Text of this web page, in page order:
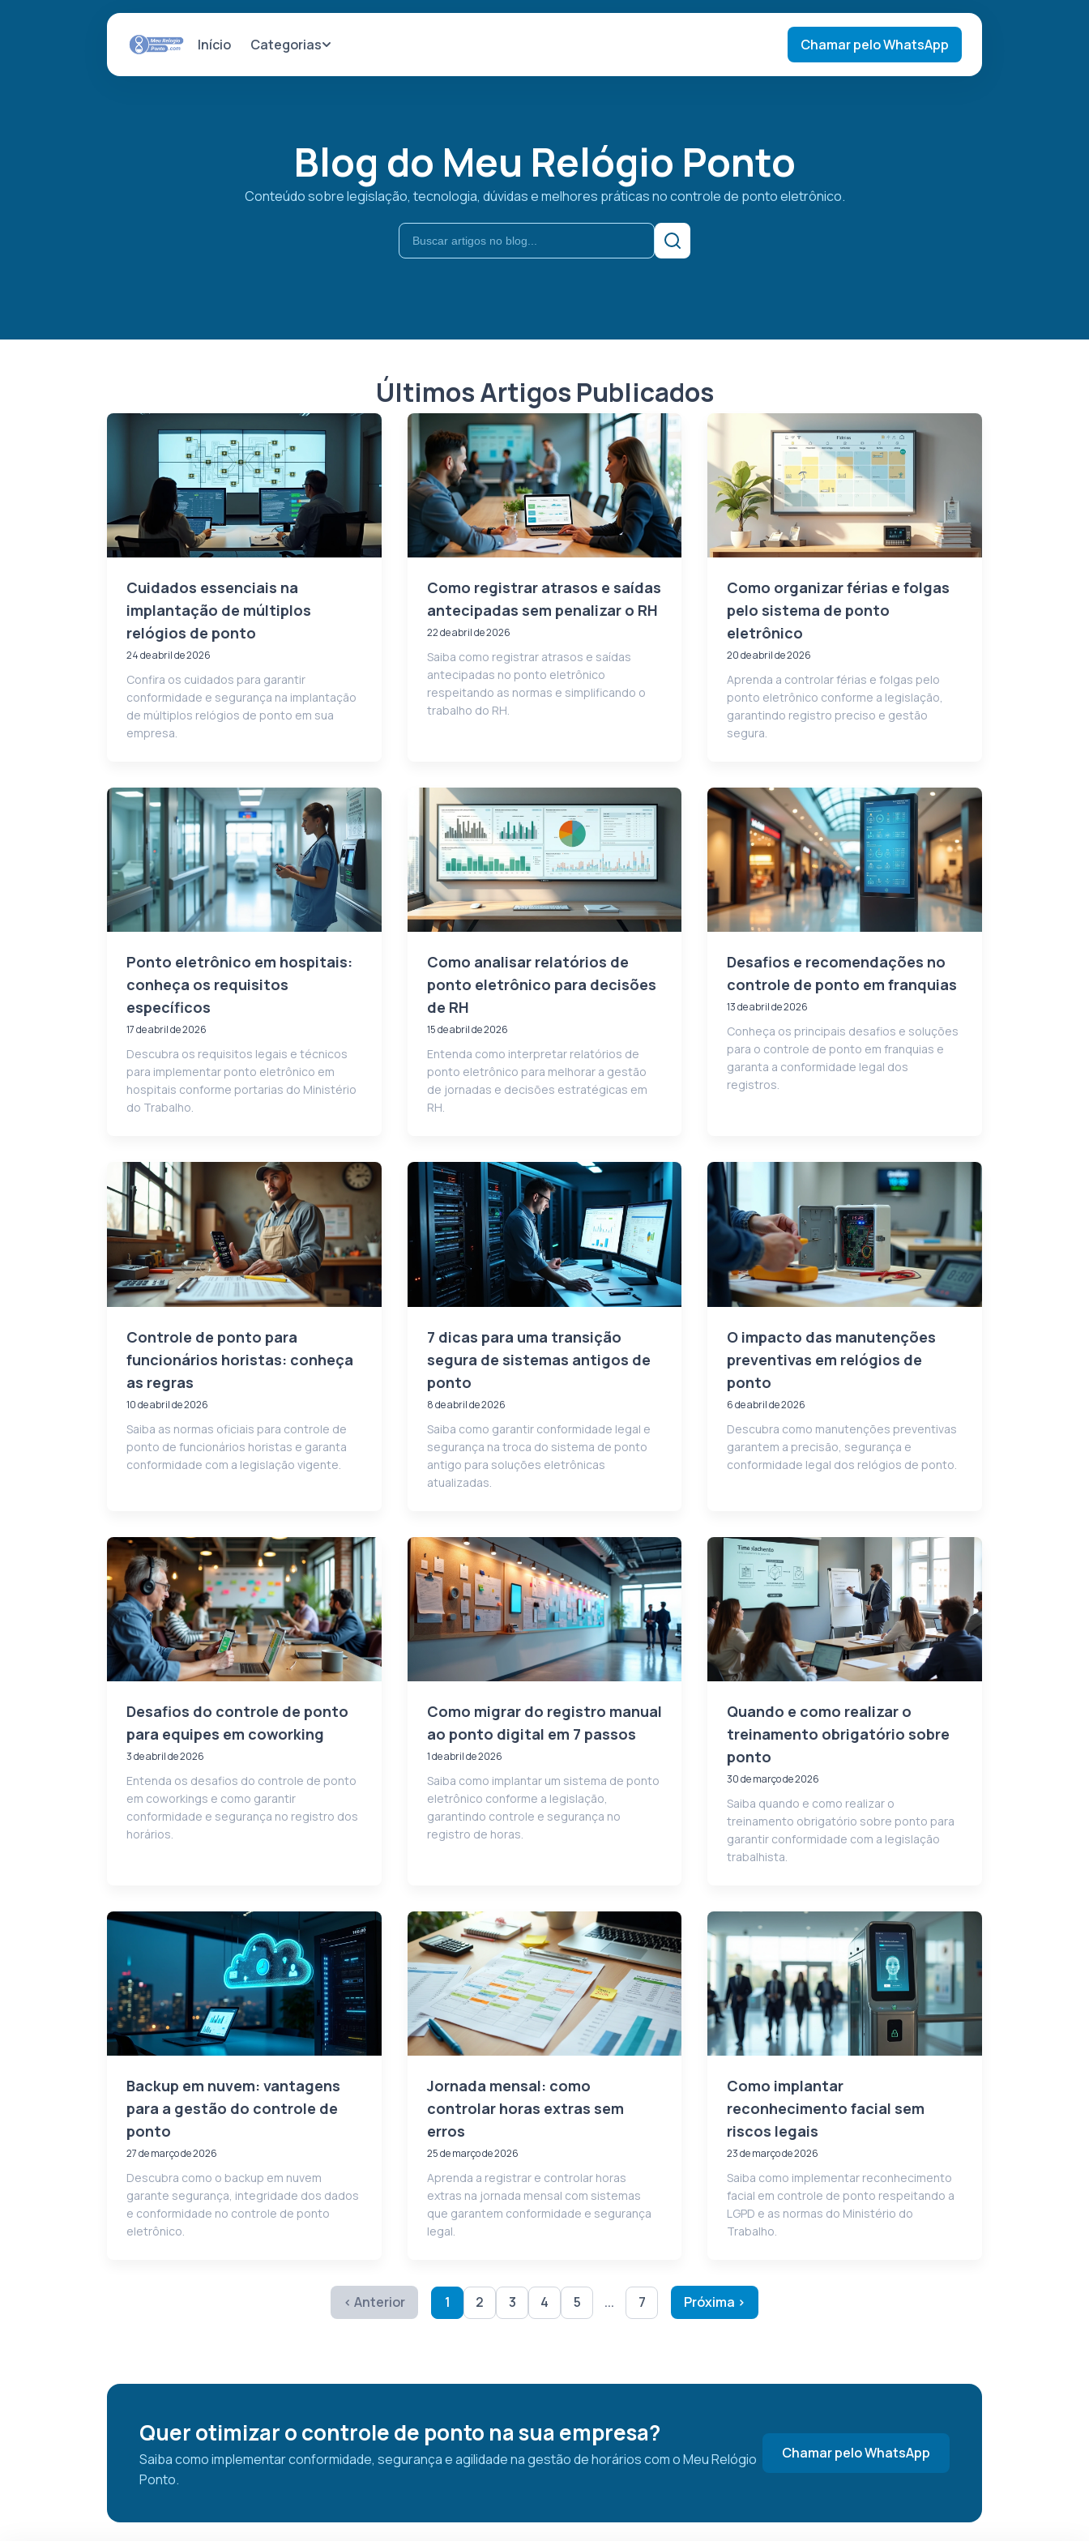
Início Categorias Chamar pelo WhatsApp
Blog do Meu Relógio Ponto
Conteúdo sobre legislação, tecnologia, dúvidas e melhores práticas no controle de ponto eletrônico.
Últimos Artigos Publicados
Cuidados essenciais na
implantação de múltiplos
relógios de ponto
24 de abril de 2026
Confira os cuidados para garantir
conformidade e segurança na implantação
de múltiplos relógios de ponto em sua
empresa.
Como registrar atrasos e saídas
antecipadas sem penalizar o RH
22 de abril de 2026
Saiba como registrar atrasos e saídas
antecipadas no ponto eletrônico
respeitando as normas e simplificando o
trabalho do RH.
Como organizar férias e folgas
pelo sistema de ponto
eletrônico
20 de abril de 2026
Aprenda a controlar férias e folgas pelo
ponto eletrônico conforme a legislação,
garantindo registro preciso e gestão
segura.
Ponto eletrônico em hospitais:
conheça os requisitos
específicos
17 de abril de 2026
Descubra os requisitos legais e técnicos
para implementar ponto eletrônico em
hospitais conforme portarias do Ministério
do Trabalho.
Como analisar relatórios de
ponto eletrônico para decisões
de RH
15 de abril de 2026
Entenda como interpretar relatórios de
ponto eletrônico para melhorar a gestão
de jornadas e decisões estratégicas em
RH.
Desafios e recomendações no
controle de ponto em franquias
13 de abril de 2026
Conheça os principais desafios e soluções
para o controle de ponto em franquias e
garanta a conformidade legal dos
registros.
Controle de ponto para
funcionários horistas: conheça
as regras
10 de abril de 2026
Saiba as normas oficiais para controle de
ponto de funcionários horistas e garanta
conformidade com a legislação vigente.
7 dicas para uma transição
segura de sistemas antigos de
ponto
8 de abril de 2026
Saiba como garantir conformidade legal e
segurança na troca do sistema de ponto
antigo para soluções eletrônicas
atualizadas.
O impacto das manutenções
preventivas em relógios de
ponto
6 de abril de 2026
Descubra como manutenções preventivas
garantem a precisão, segurança e
conformidade legal dos relógios de ponto.
Desafios do controle de ponto
para equipes em coworking
3 de abril de 2026
Entenda os desafios do controle de ponto
em coworkings e como garantir
conformidade e segurança no registro dos
horários.
Como migrar do registro manual
ao ponto digital em 7 passos
1 de abril de 2026
Saiba como implantar um sistema de ponto
eletrônico conforme a legislação,
garantindo controle e segurança no
registro de horas.
Quando e como realizar o
treinamento obrigatório sobre
ponto
30 de março de 2026
Saiba quando e como realizar o
treinamento obrigatório sobre ponto para
garantir conformidade com a legislação
trabalhista.
Backup em nuvem: vantagens
para a gestão do controle de
ponto
27 de março de 2026
Descubra como o backup em nuvem
garante segurança, integridade dos dados
e conformidade no controle de ponto
eletrônico.
Jornada mensal: como
controlar horas extras sem
erros
25 de março de 2026
Aprenda a registrar e controlar horas
extras na jornada mensal com sistemas
que garantem conformidade e segurança
legal.
Como implantar
reconhecimento facial sem
riscos legais
23 de março de 2026
Saiba como implementar reconhecimento
facial em controle de ponto respeitando a
LGPD e as normas do Ministério do
Trabalho.
‹ Anterior 1 2 3 4 5 ... 7 Próxima ›
Quer otimizar o controle de ponto na sua empresa?
Saiba como implementar conformidade, segurança e agilidade na gestão de horários com o Meu Relógio
Ponto.
Chamar pelo WhatsApp